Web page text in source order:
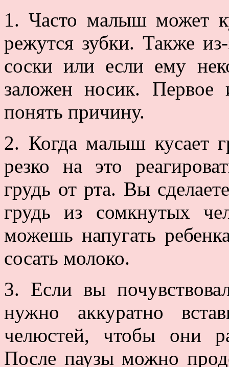
1. Часто малыш может
режутся зубки. Также
соски или если ему
заложен носик. Первое
понять причину.
2. Когда малыш кусает
резко на это
грудь от рта. Вы
грудь из сомкнутых
можешь напугать
сосать молоко.
3. Если вы
нужно аккуратно
челюстей, чтобы они
После паузы можно